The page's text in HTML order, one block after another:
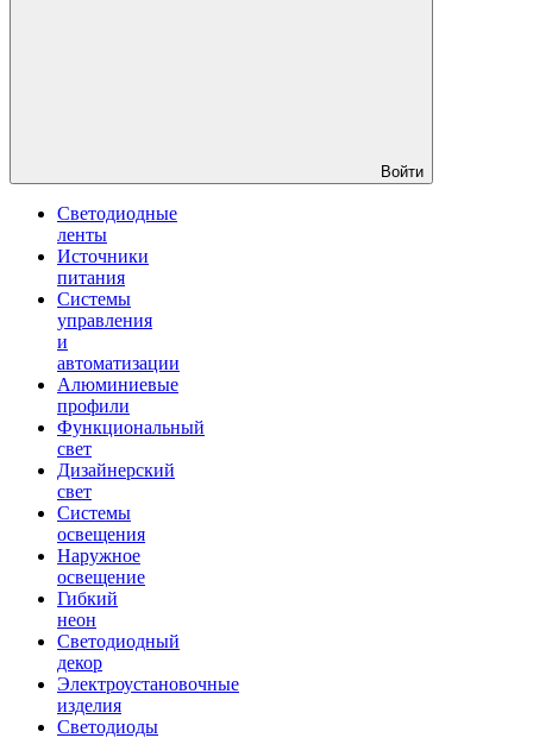
Войти
Светодиодные
ленты
Источники
питания
Системы
управления
и
автоматизации
Алюминиевые
профили
Функциональный
свет
Дизайнерский
свет
Системы
освещения
Наружное
освещение
Гибкий
неон
Светодиодный
декор
Электроустановочные
изделия
Светодиоды